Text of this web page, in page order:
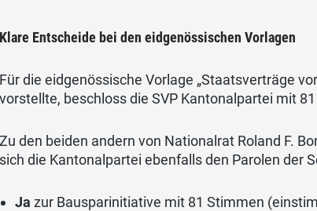
Klare Entscheide bei den eidgenössischen Vorlagen
Für die eidgenössische Vorlage „Staatsverträge
vorstellte, beschloss die SVP Kantonalpartei mit
Zu den beiden andern von Nationalrat Roland F.
sich die Kantonalpartei ebenfalls den Parolen der
Jazur Bausparinitiative mit 81 Stimmen